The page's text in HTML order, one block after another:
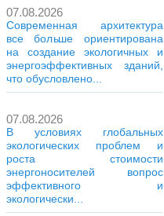
07.08.2026
Современная архитектура
все больше ориентирована
на создание экологичных и
энергоэффективных зданий,
что обусловлено...
07.08.2026
В условиях глобальных
экологических проблем и
роста стоимости
энергоносителей вопрос
эффективного и
экологически...